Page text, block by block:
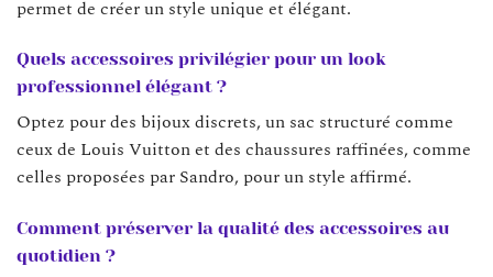
permet de créer un style unique et élégant.
Quels accessoires privilégier pour un look
professionnel élégant ?
Optez pour des bijoux discrets, un sac structuré comme
ceux de Louis Vuitton et des chaussures raffinées, comme
celles proposées par Sandro, pour un style affirmé.
Comment préserver la qualité des accessoires au
quotidien ?